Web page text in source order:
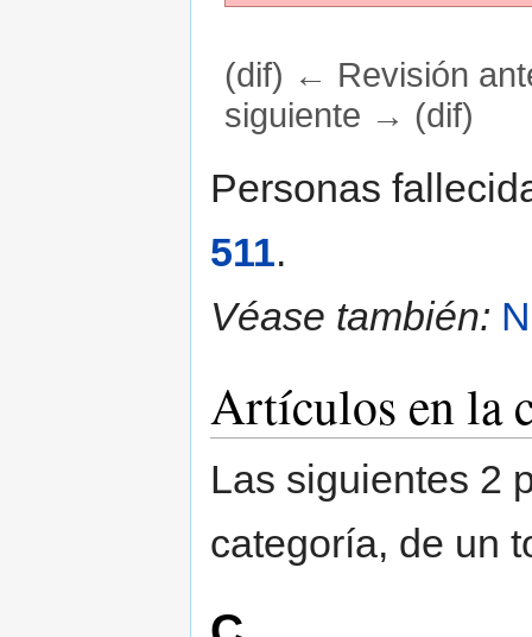
(dif) ← Revisión
siguiente → (dif)
Personas
511.
Véase también:
Artículos en la
Las siguientes 2
categoría, de un